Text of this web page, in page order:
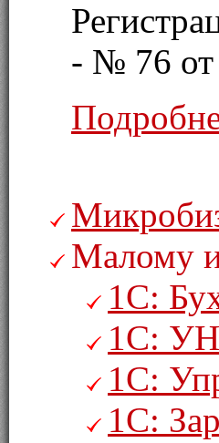
- № 76 от
Малому
1С:
1С:
1С:
1С: